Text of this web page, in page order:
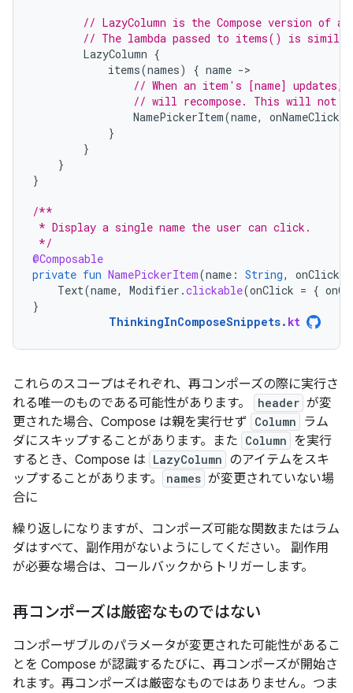
// LazyColumn is the Compose version of a
// The lambda passed to items() is similar
LazyColumn {
items(names) { name -
// When an item's [name]
// will recompose. This will not
NamePickerItem(name, onNameClicked
}
}
}
}
/**
* Display a single name the user can click.
*/
@Composable
private fun NamePickerItem(name : String, onClicked
Text(name, Modifier .clickable(onClick = {
}
ThinkingInComposeSnippets. kt
これらのスコープはそれぞれ、再コンポーズの際に実行さ
れる唯一のものである可能性があります。
header が変
更された場合、Compose は親を実行せず Column
ラム
ダにスキップすることがあります。また Column を実行
するとき、Compose は LazyColumn のアイテムをスキ
ップすることがあります。
names が変更されていない場
合に
繰り返しになりますが、コンポーズ可能な関数またはラム
ダはすべて、副作用がないようにしてください。 副作用
が必要な場合は、コールバックからトリガーします。
再コンポーズは厳密なものではない
コンポーザブルのパラメータが変更された可能性があるこ
とを Compose が認識するたびに、再コンポーズが開始さ
れます。再コンポーズは厳密なものではありません。つま